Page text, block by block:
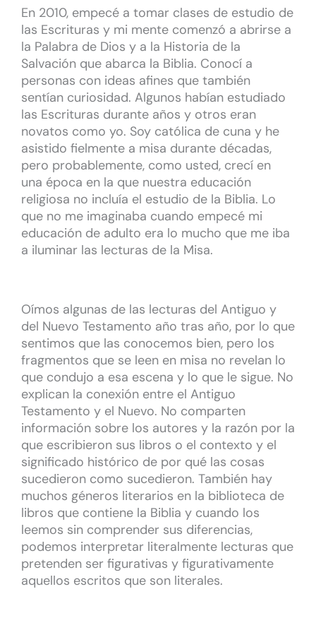
En 2010, empecé a tomar clases de estudio de
las Escrituras y mi mente comenzó a abrirse a
la Palabra de Dios y a la Historia de la
Salvación que abarca la Biblia. Conocí a
personas con ideas afines que también
sentían curiosidad. Algunos habían estudiado
las Escrituras durante años y otros eran
novatos como yo. Soy católica de cuna y he
asistido fielmente a misa durante décadas,
pero probablemente, como usted, crecí en
una época en la que nuestra educación
religiosa no incluía el estudio de la Biblia. Lo
que no me imaginaba cuando empecé mi
educación de adulto era lo mucho que me iba
a iluminar las lecturas de la Misa.
Oímos algunas de las lecturas del Antiguo y
del Nuevo Testamento año tras año, por lo que
sentimos que las conocemos bien, pero los
fragmentos que se leen en misa no revelan lo
que condujo a esa escena y lo que le sigue. No
explican la conexión entre el Antiguo
Testamento y el Nuevo. No comparten
información sobre los autores y la razón por la
que escribieron sus libros o el contexto y el
significado histórico de por qué las cosas
sucedieron como sucedieron. También hay
muchos géneros literarios en la biblioteca de
libros que contiene la Biblia y cuando los
leemos sin comprender sus diferencias,
podemos interpretar literalmente lecturas que
pretenden ser figurativas y figurativamente
aquellos escritos que son literales.